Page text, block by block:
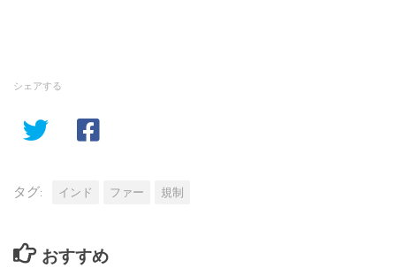
シェアする
タグ: インド ファー 規制
おすすめ